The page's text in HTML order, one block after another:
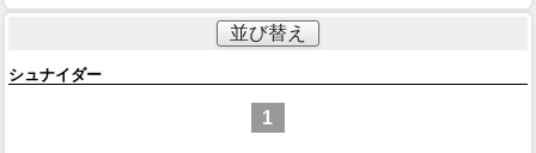
並び替え
シュナイダー
1